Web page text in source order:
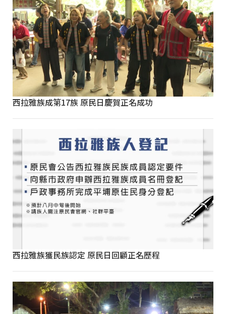
西拉雅族成第17族 原民日慶賀正名成功
西拉雅族獲民族認定 原民日回顧正名歷程